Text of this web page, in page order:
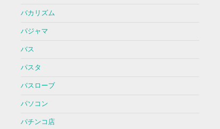
バカリズム
パジャマ
バス
パスタ
バスローブ
パソコン
パチンコ店